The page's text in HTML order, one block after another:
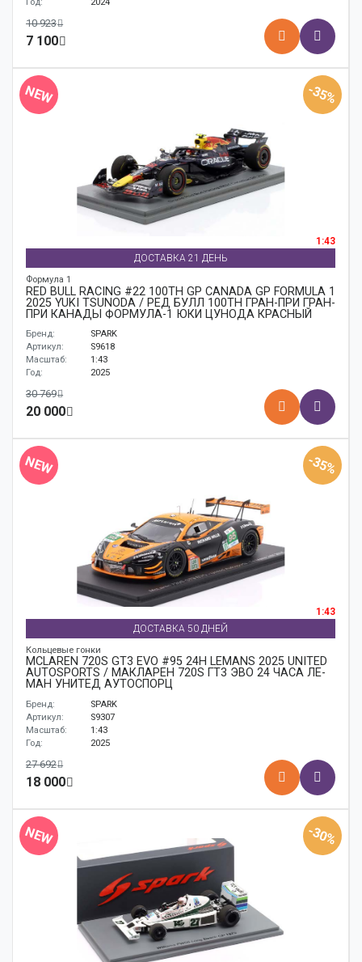
10 923
7 100
NEW -35%
1:43
ДОСТАВКА 21 ДЕНЬ
Формула 1
RED BULL RACING #22 100TH GP CANADA GP FORMULA 1
2025 YUKI TSUNODA / РЕД БУЛЛ 100TH ГРАН-ПРИ ГРАН-
ПРИ КАНАДЫ ФОРМУЛА-1 ЮКИ ЦУНОДА КРАСНЫЙ
Бренд:
SPARK
Артикул:
S9618
Масштаб:
1:43
Год:
2025
30 769
20 000
NEW -35%
1:43
ДОСТАВКА 50 ДНЕЙ
Кольцевые гонки
MCLAREN 720S GT3 EVO #95 24H LEMANS 2025 UNITED
AUTOSPORTS / МАКЛАРЕН 720S ГТ3 ЭВО 24 ЧАСА ЛЕ-
МАН УНИТЕД АУТОСПОРЦ
Бренд:
SPARK
Артикул:
S9307
Масштаб:
1:43
Год:
2025
27 692
18 000
NEW -30%